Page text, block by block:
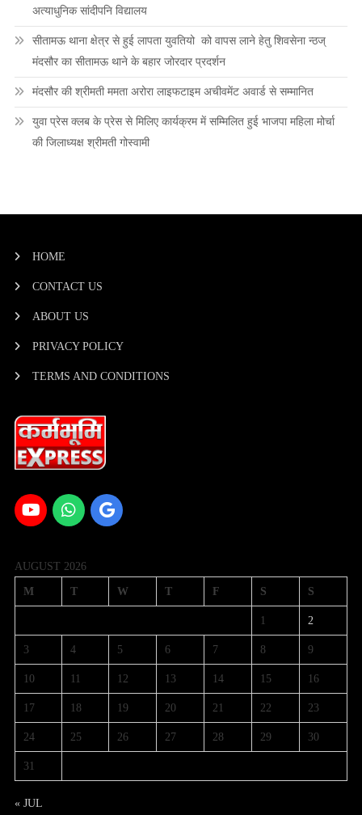
अत्याधुनिक सांदीपनि विद्यालय
सीतामऊ थाना क्षेत्र से हुई लापता युवतियो को वापस लाने हेतु शिवसेना न्ठज्
मंदसौर का सीतामऊ थाने के बहार जोरदार प्रदर्शन
मंदसौर की श्रीमती ममता अरोरा लाइफटाइम अचीवमेंट अवार्ड से सम्मानित
युवा प्रेस क्लब के प्रेस से मिलिए कार्यक्रम में सम्मिलित हुई भाजपा महिला मोर्चा
की जिलाध्यक्ष श्रीमती गोस्वामी
HOME
CONTACT US
ABOUT US
PRIVACY POLICY
TERMS AND CONDITIONS
AUGUST 2026
M T W T F S S
1 2
3 4 5 6 7 8 9
10 11 12 13 14 15 16
17 18 19 20 21 22 23
24 25 26 27 28 29 30
31
« JUL